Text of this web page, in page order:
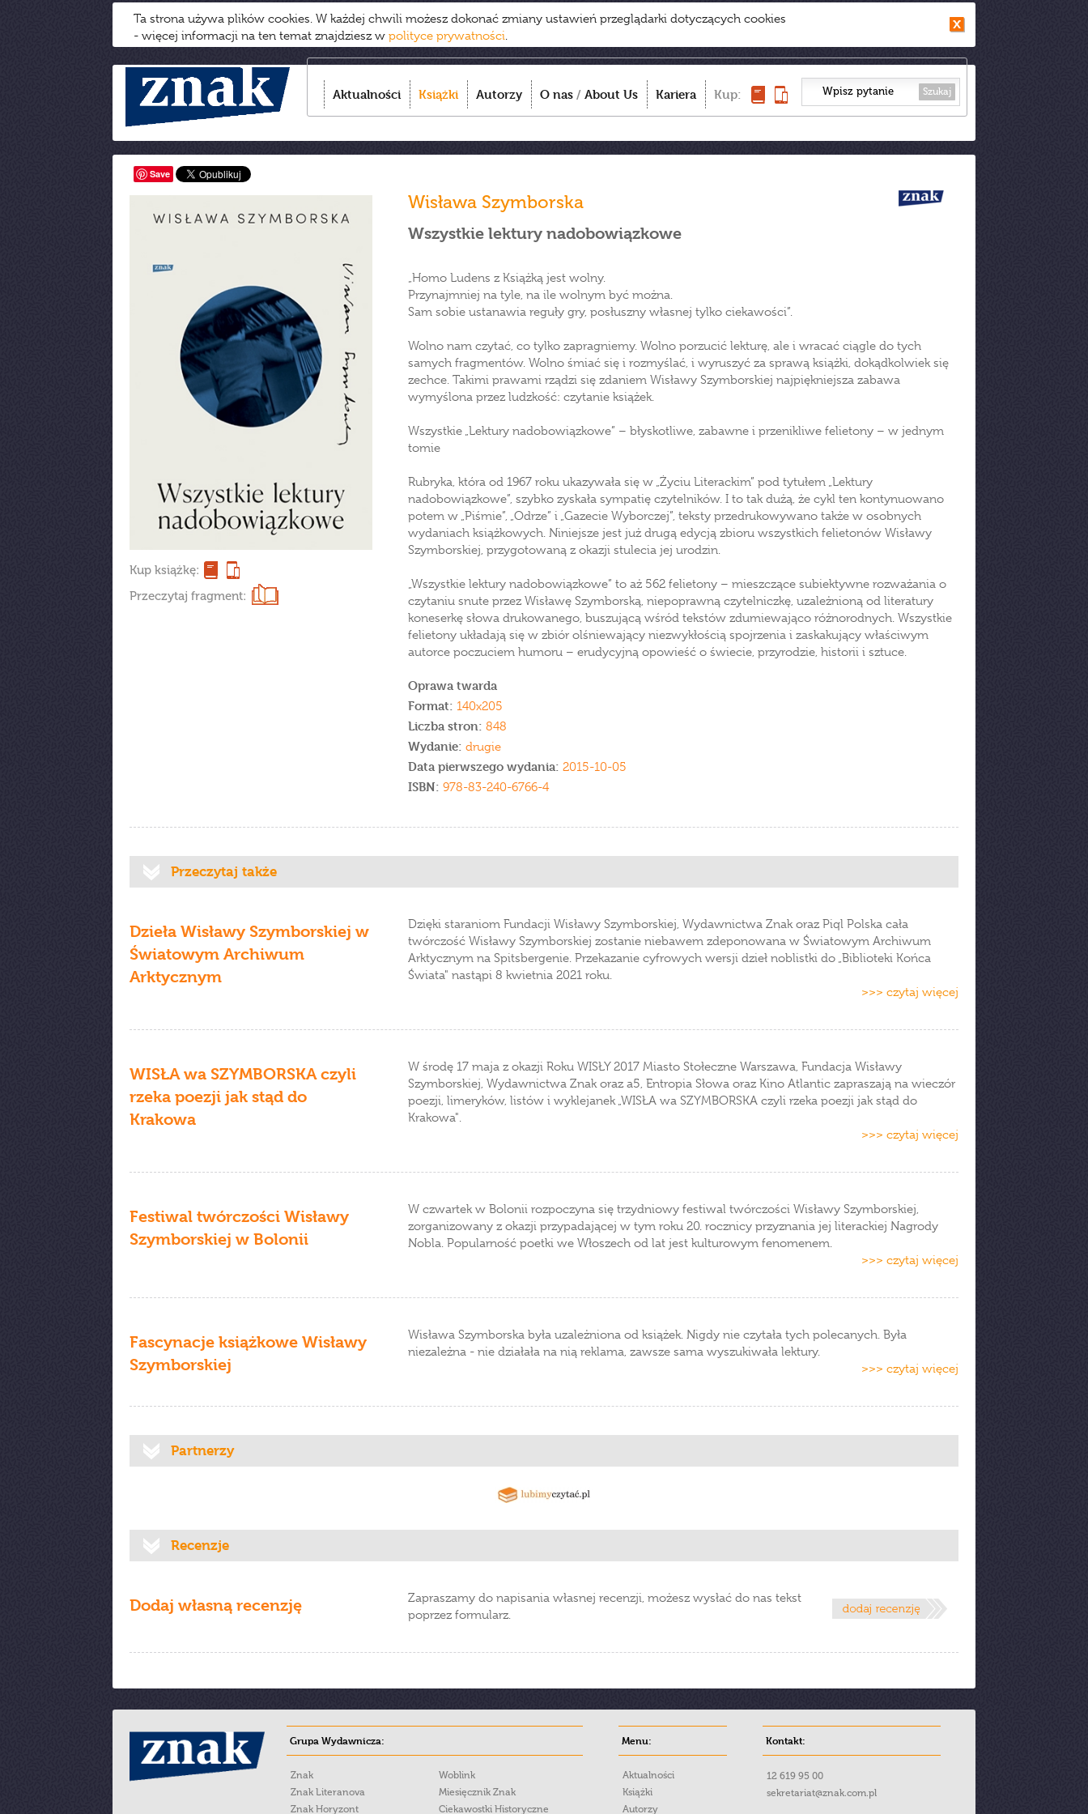
Ta strona używa plików cookies. W każdej chwili możesz dokonać zmiany ustawień przeglądarki dotyczących cookies
- więcej informacji na ten temat znajdziesz w polityce prywatności.
Aktualności Książki Autorzy O nas / About Us Kariera Kup: Szukaj
Save
Kup książkę:
Przeczytaj fragment:
Wisława Szymborska
Wszystkie lektury nadobowiązkowe
„Homo Ludens z Książką jest wolny.
Przynajmniej na tyle, na ile wolnym być można.
Sam sobie ustanawia reguły gry, posłuszny własnej tylko ciekawości”.
Wolno nam czytać, co tylko zapragniemy. Wolno porzucić lekturę, ale i wracać ciągle do tych
samych fragmentów. Wolno śmiać się i rozmyślać, i wyruszyć za sprawą książki, dokądkolwiek się
zechce. Takimi prawami rządzi się zdaniem Wisławy Szymborskiej najpiękniejsza zabawa
wymyślona przez ludzkość: czytanie książek.
Wszystkie „Lektury nadobowiązkowe” – błyskotliwe, zabawne i przenikliwe felietony – w jednym
tomie
Rubryka, która od 1967 roku ukazywała się w „Życiu Literackim” pod tytułem „Lektury
nadobowiązkowe”, szybko zyskała sympatię czytelników. I to tak dużą, że cykl ten kontynuowano
potem w „Piśmie”, „Odrze” i „Gazecie Wyborczej”, teksty przedrukowywano także w osobnych
wydaniach książkowych. Niniejsze jest już drugą edycją zbioru wszystkich felietonów Wisławy
Szymborskiej, przygotowaną z okazji stulecia jej urodzin.
„Wszystkie lektury nadobowiązkowe” to aż 562 felietony – mieszczące subiektywne rozważania o
czytaniu snute przez Wisławę Szymborską, niepoprawną czytelniczkę, uzależnioną od literatury
koneserkę słowa drukowanego, buszującą wśród tekstów zdumiewająco różnorodnych. Wszystkie
felietony układają się w zbiór olśniewający niezwykłością spojrzenia i zaskakujący właściwym
autorce poczuciem humoru – erudycyjną opowieść o świecie, przyrodzie, historii i sztuce.
Oprawa twarda
Format: 140x205
Liczba stron: 848
Wydanie: drugie
Data pierwszego wydania: 2015-10-05
ISBN: 978-83-240-6766-4
Przeczytaj także
Dzieła Wisławy Szymborskiej w
Światowym Archiwum
Arktycznym
Dzięki staraniom Fundacji Wisławy Szymborskiej, Wydawnictwa Znak oraz Piql Polska cała
twórczość Wisławy Szymborskiej zostanie niebawem zdeponowana w Światowym Archiwum
Arktycznym na Spitsbergenie. Przekazanie cyfrowych wersji dzieł noblistki do „Biblioteki Końca
Świata" nastąpi 8 kwietnia 2021 roku.
>>> czytaj więcej
WISŁA wa SZYMBORSKA czyli
rzeka poezji jak stąd do
Krakowa
W środę 17 maja z okazji Roku WISŁY 2017 Miasto Stołeczne Warszawa, Fundacja Wisławy
Szymborskiej, Wydawnictwa Znak oraz a5, Entropia Słowa oraz Kino Atlantic zapraszają na wieczór
poezji, limeryków, listów i wyklejanek „WISŁA wa SZYMBORSKA czyli rzeka poezji jak stąd do
Krakowa".
>>> czytaj więcej
Festiwal twórczości Wisławy
Szymborskiej w Bolonii
W czwartek w Bolonii rozpoczyna się trzydniowy festiwal twórczości Wisławy Szymborskiej,
zorganizowany z okazji przypadającej w tym roku 20. rocznicy przyznania jej literackiej Nagrody
Nobla. Popularność poetki we Włoszech od lat jest kulturowym fenomenem.
>>> czytaj więcej
Fascynacje książkowe Wisławy
Szymborskiej
Wisława Szymborska była uzależniona od książek. Nigdy nie czytała tych polecanych. Była
niezależna - nie działała na nią reklama, zawsze sama wyszukiwała lektury.
>>> czytaj więcej
Partnerzy
Recenzje
Dodaj własną recenzję
Zapraszamy do napisania własnej recenzji, możesz wysłać do nas tekst
poprzez formularz.
Grupa Wydawnicza:
Znak
Znak Literanova
Znak Horyzont
Woblink
Miesięcznik Znak
Ciekawostki Historyczne
Menu:
Aktualności
Książki
Autorzy
Kontakt:
12 619 95 00
sekretariat@znak.com.pl